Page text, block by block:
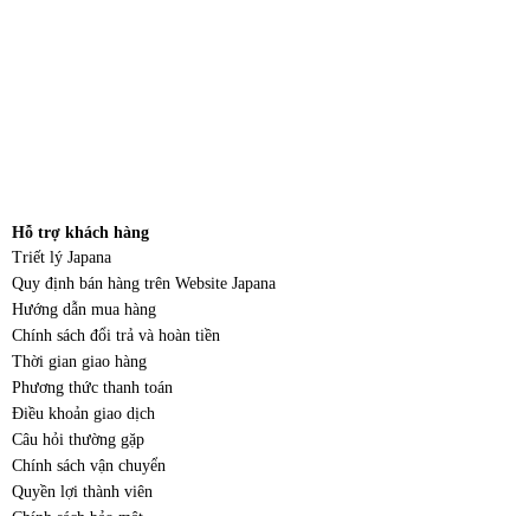
Hỗ trợ khách hàng
Triết lý Japana
Quy định bán hàng trên Website Japana
Hướng dẫn mua hàng
Chính sách đổi trả và hoàn tiền
Thời gian giao hàng
Phương thức thanh toán
Điều khoản giao dịch
Câu hỏi thường gặp
Chính sách vận chuyển
Quyền lợi thành viên